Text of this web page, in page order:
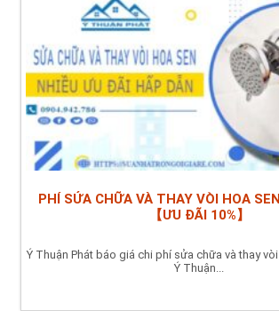
PHÍ SỬA CHỮA VÀ THAY VÒI HOA
【ƯU ĐÃI 10%】
Ý Thuận Phát báo giá chi phí sửa chữa và thay
Ý Thuận...